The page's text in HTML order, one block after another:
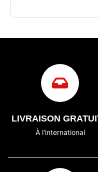
LIVRAISON
À l'international